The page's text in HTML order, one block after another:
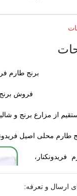
برنج طارم
فروش برنج
از مزارع برنج و
طارم محلی اصیل
فریدونکنار،
و
است که این
ارسال و تعرفه: